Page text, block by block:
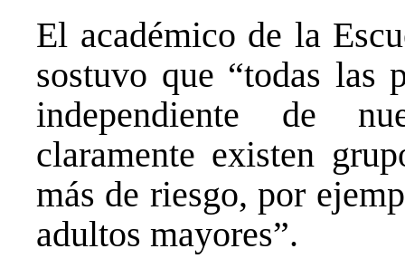
El académico de la
sostuvo que “todas las
independiente de
claramente existen
más de riesgo, por
adultos mayores”.